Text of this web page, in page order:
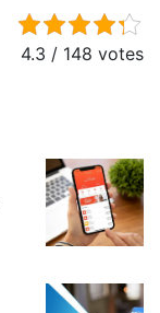
4.3 / 148 votes